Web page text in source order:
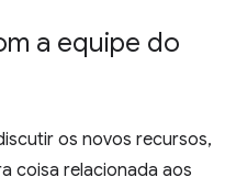
a equipe do
os novos recursos,
coisa relacionada aos